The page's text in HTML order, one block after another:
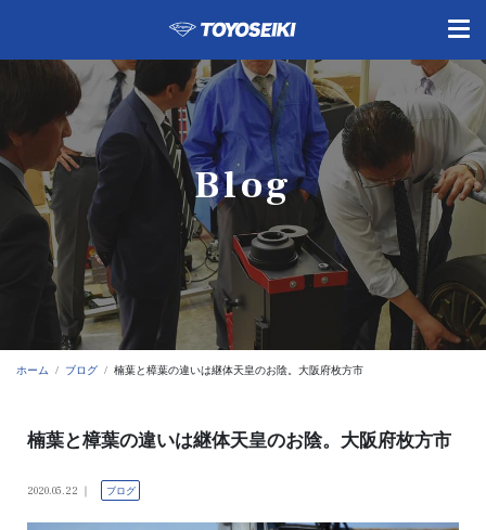
Blog
ホーム ブログ 楠葉と樟葉の違いは継体天皇のお陰。大阪府枚方市
楠葉と樟葉の違いは継体天皇のお陰。大阪府枚方市
2020.05.22 ブログ